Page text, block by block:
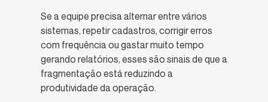
Se a equipe precisa alternar entre vários
sistemas, repetir cadastros, corrigir erros
com frequência ou gastar muito tempo
gerando relatórios, esses são sinais de que a
fragmentação está reduzindo a
produtividade da operação.